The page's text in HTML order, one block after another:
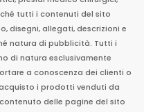
tutti i contenuti del sito
disegni, allegati, descrizioni e
natura di pubblicità. Tutti i
di natura esclusivamente
a conoscenza dei clienti o
i prodotti venduti da
delle pagine del sito